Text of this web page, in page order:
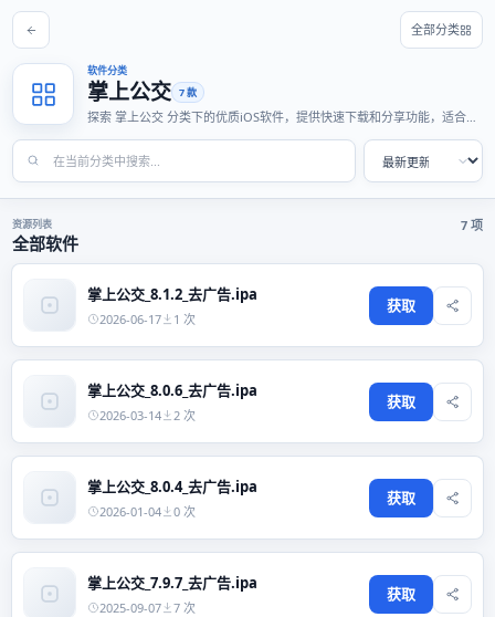
全部分类
软件分类
掌上公交 7 款
探索 掌上公交 分类下的优质iOS软件，提供快速下载和分享功能，适合各
资源列表
全部软件
7 项
掌上公交_8.1.2_去广告.ipa
2026-06-17 1 次
获取
掌上公交_8.0.6_去广告.ipa
2026-03-14 2 次
获取
掌上公交_8.0.4_去广告.ipa
2026-01-04 0 次
获取
掌上公交_7.9.7_去广告.ipa
2025-09-07 7 次
获取